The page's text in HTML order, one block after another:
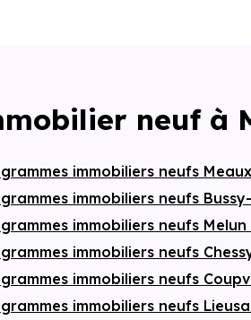
neuf à
immobiliers neufs Meaux
immobiliers neufs
immobiliers neufs Melun
immobiliers neufs
immobiliers neufs
immobiliers neufs